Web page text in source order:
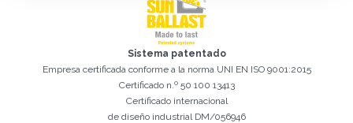
Sistema patentado
Empresa certificada conforme a la norma UNI EN ISO 9001:2015
Certificado n.º 50 100 13413
Certificado internacional
de diseño industrial DM/056946